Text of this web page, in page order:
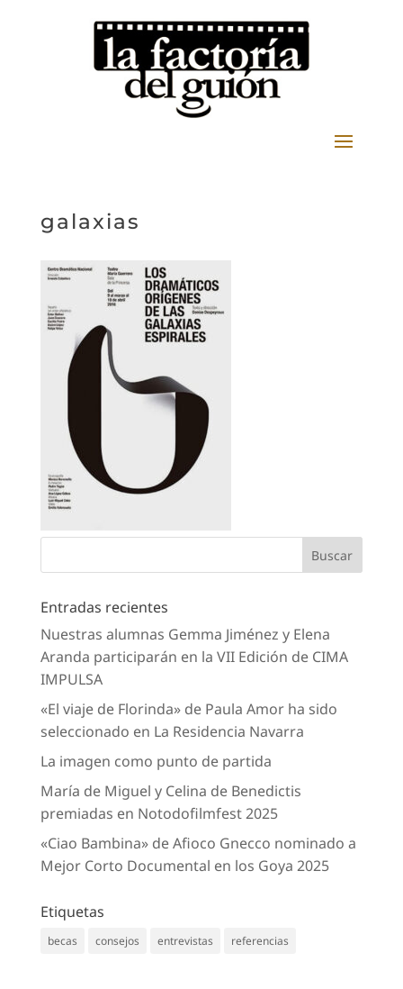
galaxias
Entradas recientes
Nuestras alumnas Gemma Jiménez y Elena
Aranda participarán en la VII Edición de CIMA
IMPULSA
«El viaje de Florinda» de Paula Amor ha sido
seleccionado en La Residencia Navarra
La imagen como punto de partida
María de Miguel y Celina de Benedictis
premiadas en Notodofilmfest 2025
«Ciao Bambina» de Afioco Gnecco nominado a
Mejor Corto Documental en los Goya 2025
Etiquetas
becas consejos entrevistas referencias